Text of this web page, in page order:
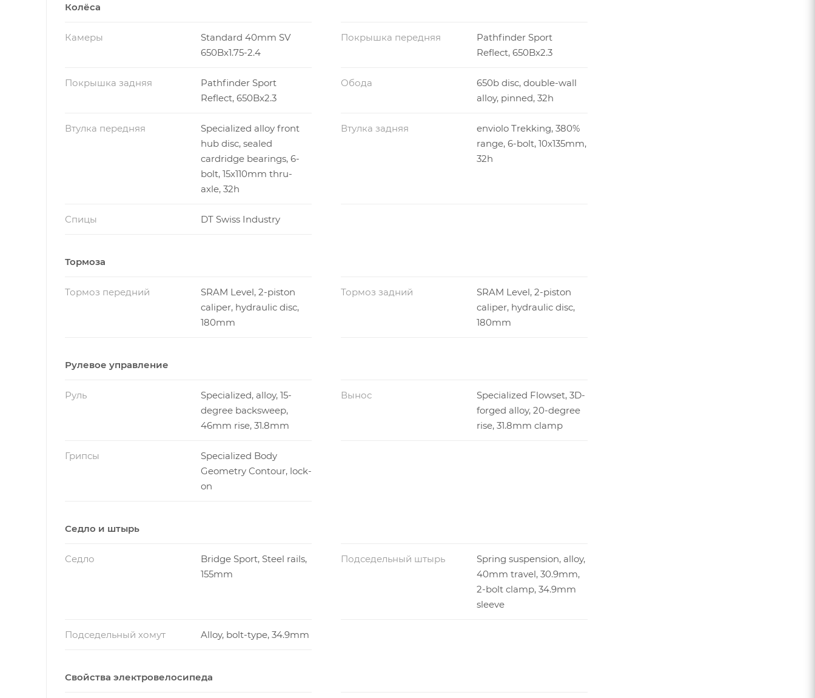
Колёса
Камеры
Standard 40mm SV
650Bx1.75-2.4
Покрышка передняя
Pathfinder Sport
Reflect, 650Bx2.3
Покрышка задняя
Pathfinder Sport
Reflect, 650Bx2.3
Обода
650b disc, double-wall
alloy, pinned, 32h
Втулка передняя
Specialized alloy front
hub disc, sealed
cardridge bearings, 6-
bolt, 15x110mm thru-
axle, 32h
Втулка задняя
enviolo Trekking, 380%
range, 6-bolt, 10x135mm,
32h
Спицы DT Swiss Industry
Тормоза
Тормоз передний
SRAM Level, 2-piston
caliper, hydraulic disc,
180mm
Тормоз задний
SRAM Level, 2-piston
caliper, hydraulic disc,
180mm
Рулевое управление
Руль
Specialized, alloy, 15-
degree backsweep,
46mm rise, 31.8mm
Вынос
Specialized Flowset, 3D-
forged alloy, 20-degree
rise, 31.8mm clamp
Грипсы
Specialized Body
Geometry Contour, lock-
on
Седло и штырь
Седло
Bridge Sport, Steel rails,
155mm
Подседельный штырь
Spring suspension, alloy,
40mm travel, 30.9mm,
2-bolt clamp, 34.9mm
sleeve
Подседельный хомут Alloy, bolt-type, 34.9mm
Свойства электровелосипеда